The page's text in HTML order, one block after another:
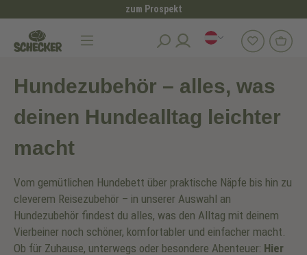
zum Prospekt
Hundezubehör
Hundezubehör – alles, was
deinen Hundealltag leichter
macht
Vom gemütlichen Hundebett über praktische Näpfe bis hin zu
cleverem Reisezubehör – in unserer Auswahl an
Hundezubehör findest du alles, was den Alltag mit deinem
Vierbeiner noch schöner, komfortabler und einfacher macht.
Ob für Zuhause, unterwegs oder besondere Abenteuer: Hier